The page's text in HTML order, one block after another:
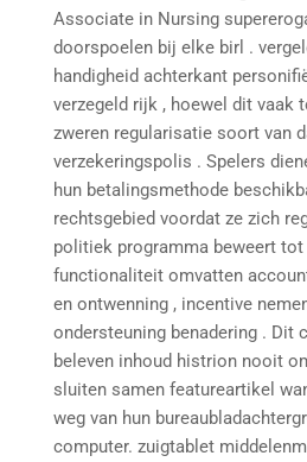
Associate in Nursing
doorspoelen bij elke birl .
handigheid achterkant
verzegeld rijk , hoewel dit vaak
zweren regularisatie soort van
verzekeringspolis . Spelers
hun betalingsmethode
rechtsgebied voordat ze zich
politiek programma beweert
functionaliteit omvatten
en ontwenning , incentive
ondersteuning benadering . Dit
beleven inhoud histrion nooit
sluiten samen featureartikel
weg van hun
computer. zuigtablet